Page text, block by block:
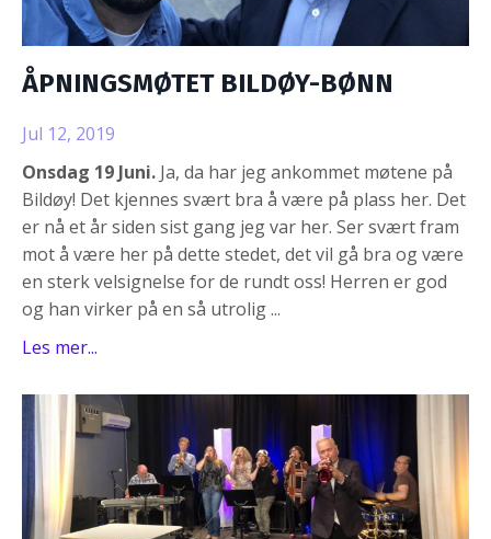
ÅPNINGSMØTET BILDØY-BØNN
Jul 12, 2019
Onsdag 19 Juni. Ja, da har jeg ankommet møtene på
Bildøy! Det kjennes svært bra å være på plass her. Det
er nå et år siden sist gang jeg var her. Ser svært fram
mot å være her på dette stedet, det vil gå bra og være
en sterk velsignelse for de rundt oss! Herren er god
og han virker på en så utrolig ...
Les mer...